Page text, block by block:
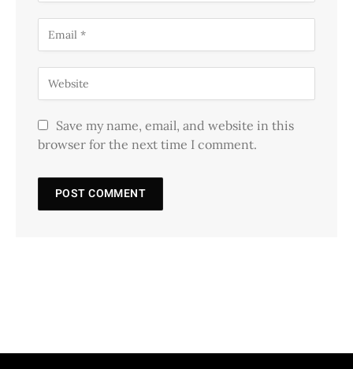
Save my name, email, and website in this
browser for the next time I comment.